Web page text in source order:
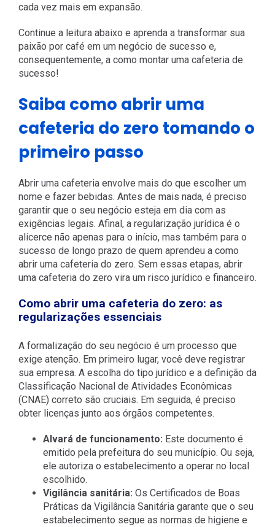
cada vez mais em expansão.
Continue a leitura abaixo e aprenda a transformar sua
paixão por café em um negócio de sucesso e,
consequentemente, a como montar uma cafeteria de
sucesso!
Saiba como abrir uma
cafeteria do zero tomando o
primeiro passo
Abrir uma cafeteria envolve mais do que escolher um
nome e fazer bebidas. Antes de mais nada, é preciso
garantir que o seu negócio esteja em dia com as
exigências legais. Afinal, a regularização jurídica é o
alicerce não apenas para o início, mas também para o
sucesso de longo prazo de quem aprendeu a como
abrir uma cafeteria do zero. Sem essas etapas, abrir
uma cafeteria do zero vira um risco jurídico e financeiro.
Como abrir uma cafeteria do zero: as
regularizações essenciais
A formalização do seu negócio é um processo que
exige atenção. Em primeiro lugar, você deve registrar
sua empresa. A escolha do tipo jurídico e a definição da
Classificação Nacional de Atividades Econômicas
(CNAE) correto são cruciais. Em seguida, é preciso
obter licenças junto aos órgãos competentes.
Alvará de funcionamento: Este documento é
emitido pela prefeitura do seu município. Ou seja,
ele autoriza o estabelecimento a operar no local
escolhido.
Vigilância sanitária: Os Certificados de Boas
Práticas da Vigilância Sanitária garante que o seu
estabelecimento segue as normas de higiene e